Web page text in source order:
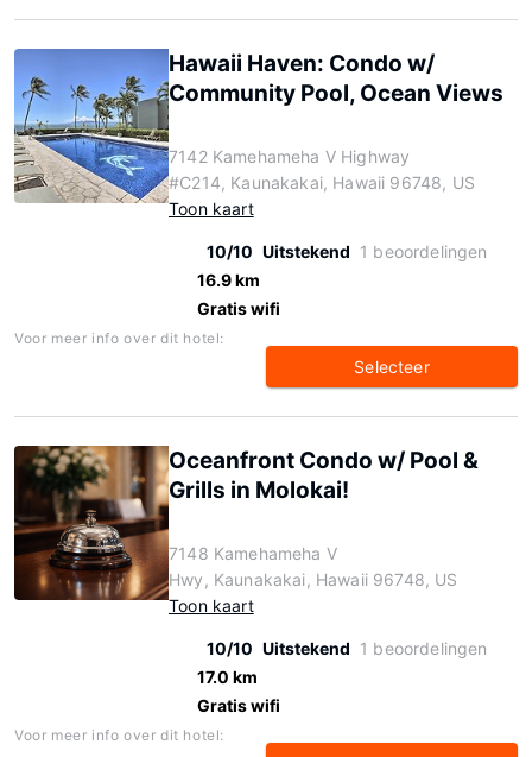
Hawaii Haven: Condo w/
Community Pool, Ocean Views
7142 Kamehameha V Highway
#C214, Kaunakakai, Hawaii 96748, US
Toon kaart
10/10 Uitstekend 1 beoordelingen
16.9 km
Gratis wifi
Voor meer info over dit hotel:
Selecteer
Oceanfront Condo w/ Pool &
Grills in Molokai!
7148 Kamehameha V
Hwy, Kaunakakai, Hawaii 96748, US
Toon kaart
10/10 Uitstekend 1 beoordelingen
17.0 km
Gratis wifi
Voor meer info over dit hotel: